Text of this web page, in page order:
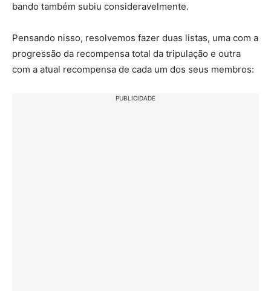
bando também subiu consideravelmente.
Pensando nisso, resolvemos fazer duas listas, uma com a
progressão da recompensa total da tripulação e outra
com a atual recompensa de cada um dos seus membros:
PUBLICIDADE